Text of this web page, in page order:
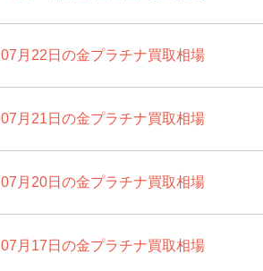
07月22日の金プラチナ買取相場
07月21日の金プラチナ買取相場
07月20日の金プラチナ買取相場
07月17日の金プラチナ買取相場